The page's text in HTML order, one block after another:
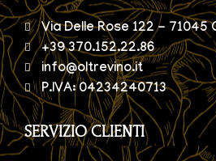
Via Delle Rose 122 - 71045
+39 370.152.22.86
info@oltrevino.it
P.IVA: 04234240713
SERVIZIO CLIENTI